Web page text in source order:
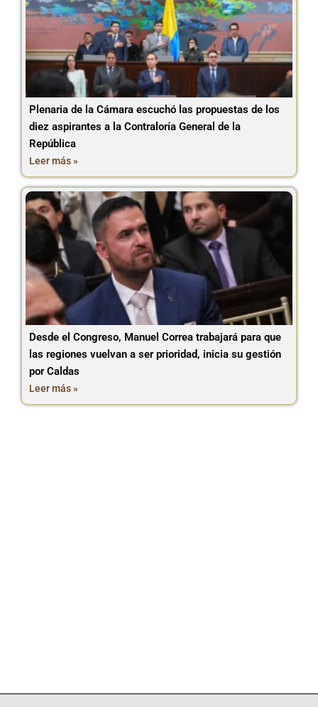
Plenaria de la Cámara escuchó las propuestas de los
diez aspirantes a la Contraloría General de la
República
Leer más »
Desde el Congreso, Manuel Correa trabajará para que
las regiones vuelvan a ser prioridad, inicia su gestión
por Caldas
Leer más »